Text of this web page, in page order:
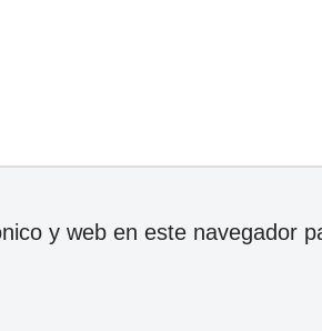
y web en este navegador